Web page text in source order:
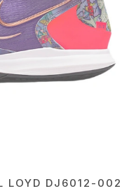
LOYD DJ6012-002